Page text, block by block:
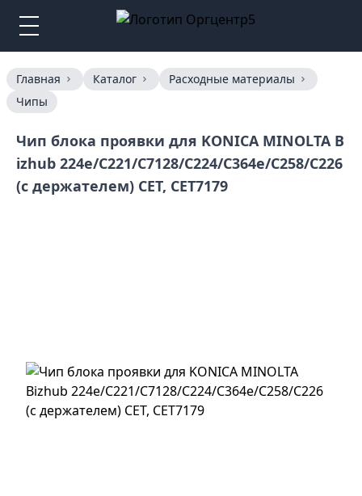
Главная Каталог
Расходные материалы
Чипы
Чип блока проявки для KONICA MINOLTA B
izhub 224e/C221/C7128/C224/C364e/C258/C226
(с держателем) CET, CET7179